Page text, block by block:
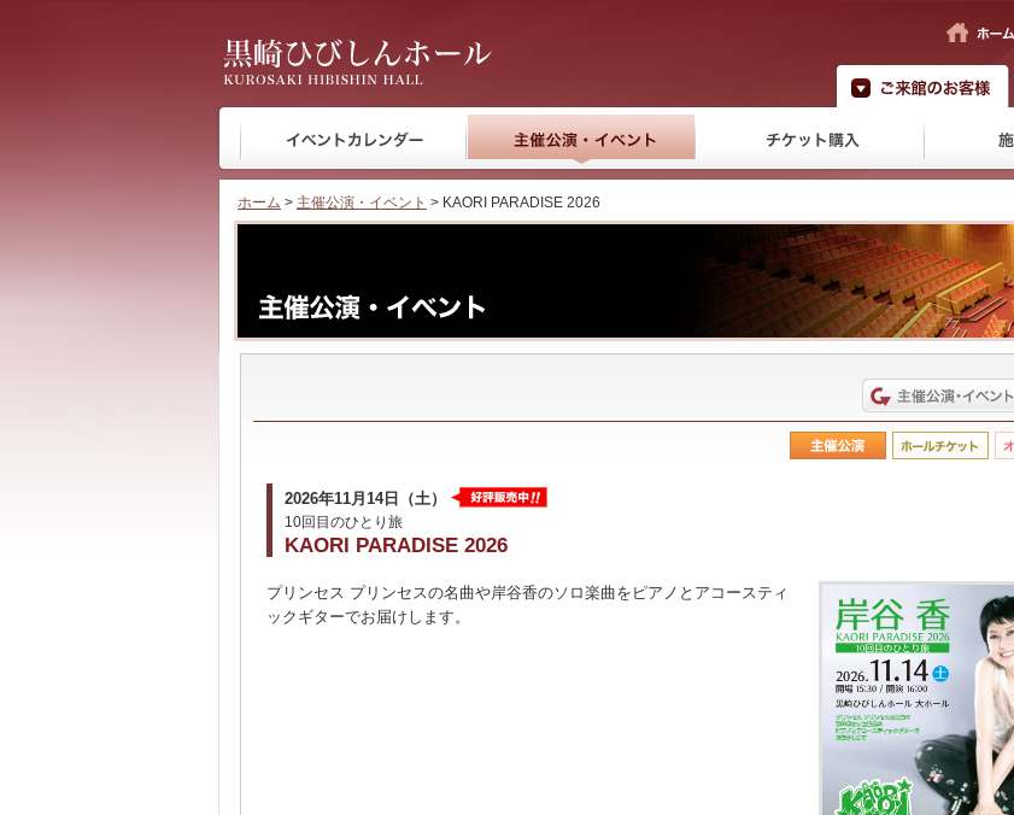
黒崎ひびしんホール
ホーム > 主催公演・イベント > KAORI PARADISE 2026
2026年11月14日（土）
10回目のひとり旅
KAORI PARADISE 2026
プリンセス プリンセスの名曲や岸谷香のソロ楽曲をピアノとアコースティ
ックギターでお届けします。